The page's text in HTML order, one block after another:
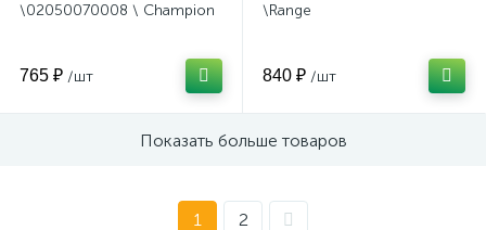
\02050070008 \ Champion
765 ₽ /шт
\Range
840 ₽ /шт
Показать больше товаров
1 2